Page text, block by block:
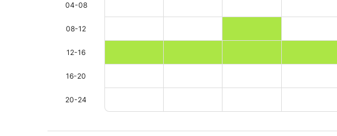
04-08
08-12
12-16
16-20
20-24